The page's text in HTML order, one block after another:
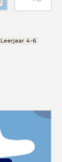
Leerjaar 4-6